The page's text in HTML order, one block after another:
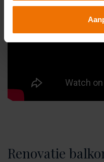
Renovatie